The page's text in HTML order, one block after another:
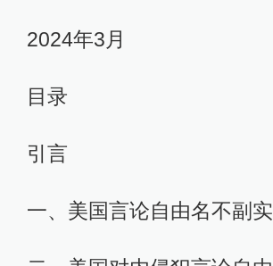
2024年3月
目录
引言
一、美国言论自由名不副实